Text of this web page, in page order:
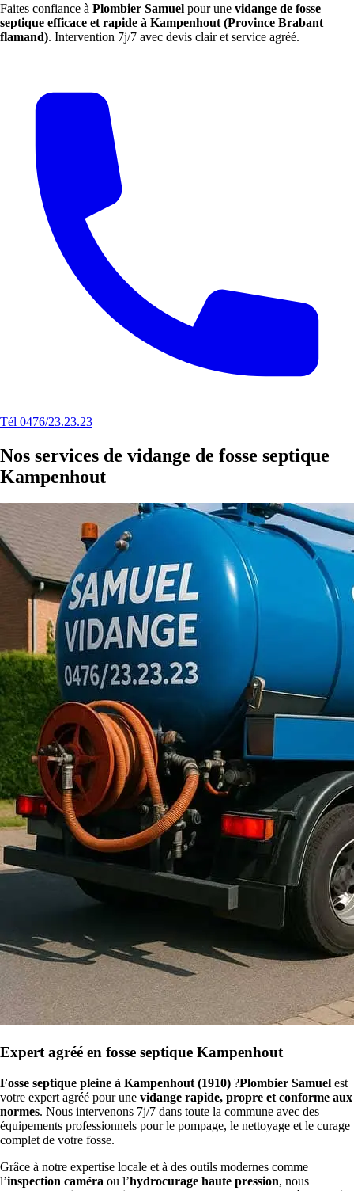
Faites confiance à Plombier Samuel pour une vidange de fosse
septique efficace et rapide à Kampenhout (Province Brabant
flamand). Intervention 7j/7 avec devis clair et service agréé.
Tél 0476/23.23.23
Nos services de vidange de fosse septique
Kampenhout
Expert agréé en fosse septique Kampenhout
Fosse septique pleine à Kampenhout (1910) ?Plombier Samuel est
votre expert agréé pour une vidange rapide, propre et conforme aux
normes. Nous intervenons 7j/7 dans toute la commune avec des
équipements professionnels pour le pompage, le nettoyage et le curage
complet de votre fosse.
Grâce à notre expertise locale et à des outils modernes comme
l’inspection caméra ou l’hydrocurage haute pression, nous